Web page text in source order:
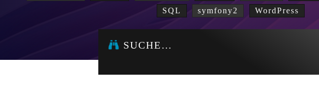
SQL
symfony2 WordPress
SUCHE…